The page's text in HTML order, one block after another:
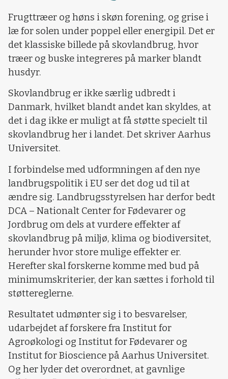
Frugttræer og høns i skøn forening, og grise i
læ for solen under poppel eller energipil. Det er
det klassiske billede på skovlandbrug, hvor
træer og buske integreres på marker blandt
husdyr.
Skovlandbrug er ikke særlig udbredt i
Danmark, hvilket blandt andet kan skyldes, at
det i dag ikke er muligt at få støtte specielt til
skovlandbrug her i landet. Det skriver Aarhus
Universitet.
I forbindelse med udformningen af den nye
landbrugspolitik i EU ser det dog ud til at
ændre sig. Landbrugsstyrelsen har derfor bedt
DCA – Nationalt Center for Fødevarer og
Jordbrug om dels at vurdere effekter af
skovlandbrug på miljø, klima og biodiversitet,
herunder hvor store mulige effekter er.
Herefter skal forskerne komme med bud på
minimumskriterier, der kan sættes i forhold til
støttereglerne.
Resultatet udmønter sig i to besvarelser,
udarbejdet af forskere fra Institut for
Agroøkologi og Institut for Fødevarer og
Institut for Bioscience på Aarhus Universitet.
Og her lyder det overordnet, at gavnlige